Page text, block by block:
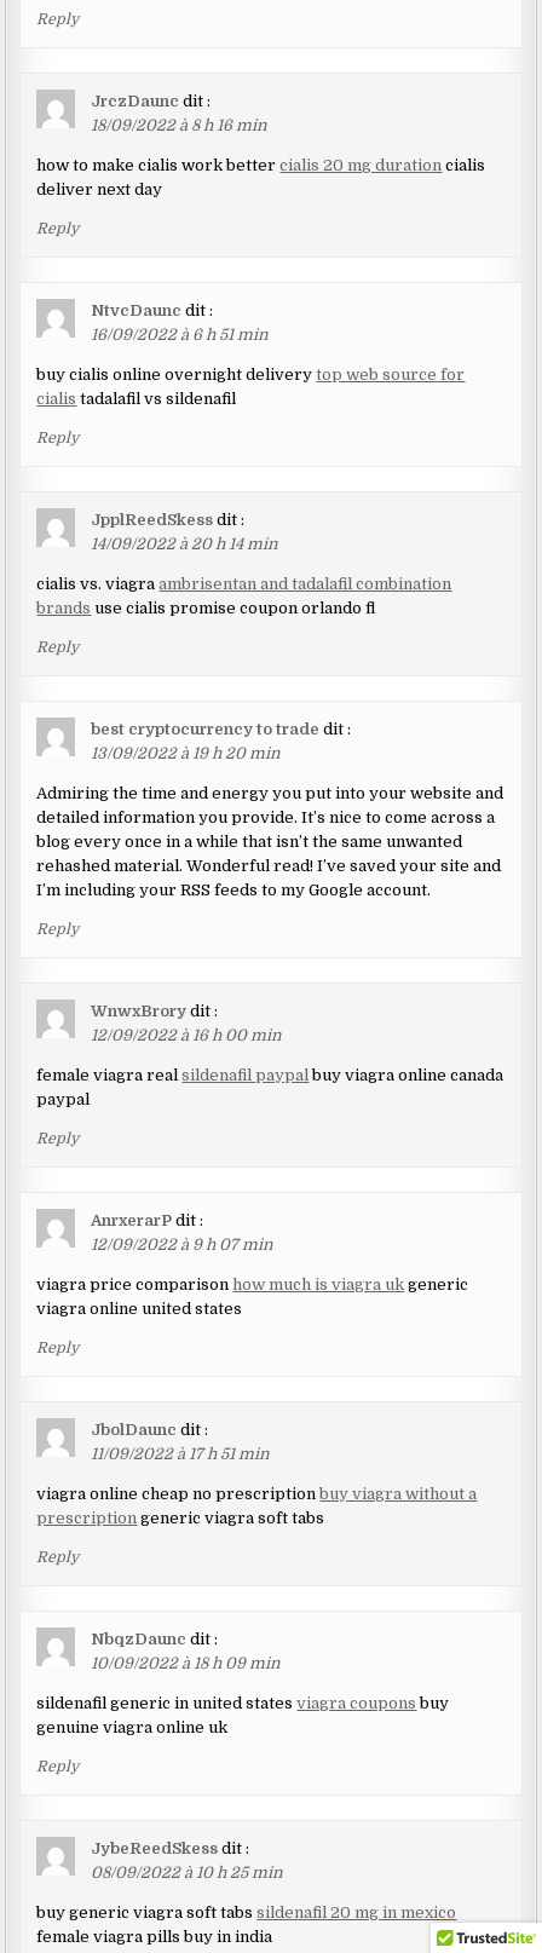
Reply
JrczDaunc dit :
18/09/2022 à 8 h 16 min
how to make cialis work bettercialis 20 mg duration cialis
deliver next day
Reply
NtvcDaunc dit :
16/09/2022 à 6 h 51 min
buy cialis online overnight deliverytop web source for
cialis tadalafil vs sildenafil
Reply
JpplReedSkess dit :
14/09/2022 à 20 h 14 min
cialis vs. viagraambrisentan and tadalafil combination
brands use cialis promise coupon orlando fl
Reply
best cryptocurrency to trade dit :
13/09/2022 à 19 h 20 min
Admiring the time and energy you put into your website and
detailed information you provide. It’s nice to come across a
blog every once in a while that isn’t the same unwanted
rehashed material. Wonderful read! I’ve saved your site and
I’m including your RSS feeds to my Google account.
Reply
WnwxBrory dit :
12/09/2022 à 16 h 00 min
female viagra realsildenafil paypalbuy viagra online canada
paypal
Reply
AnrxerarP dit :
12/09/2022 à 9 h 07 min
viagra price comparisonhow much is viagra uk generic
viagra online united states
Reply
JbolDaunc dit :
11/09/2022 à 17 h 51 min
viagra online cheap no prescriptionbuy viagra without a
prescription generic viagra soft tabs
Reply
NbqzDaunc dit :
10/09/2022 à 18 h 09 min
sildenafil generic in united statesviagra coupons buy
genuine viagra online uk
Reply
JybeReedSkess dit :
08/09/2022 à 10 h 25 min
buy generic viagra soft tabssildenafil 20 mg in mexico
female viagra pills buy in india